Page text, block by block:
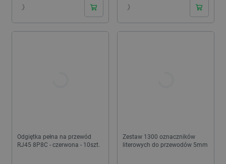
Odgiętka pełna na przewód
RJ45 8P8C - czerwona - 10szt.
Zestaw 1300 oznaczników
literowych do przewodów 5mm